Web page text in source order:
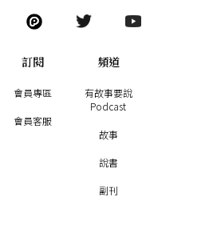
訂閱
會員專區
會員客服
頻道
有故事要說
Podcast
故事
說書
副刊